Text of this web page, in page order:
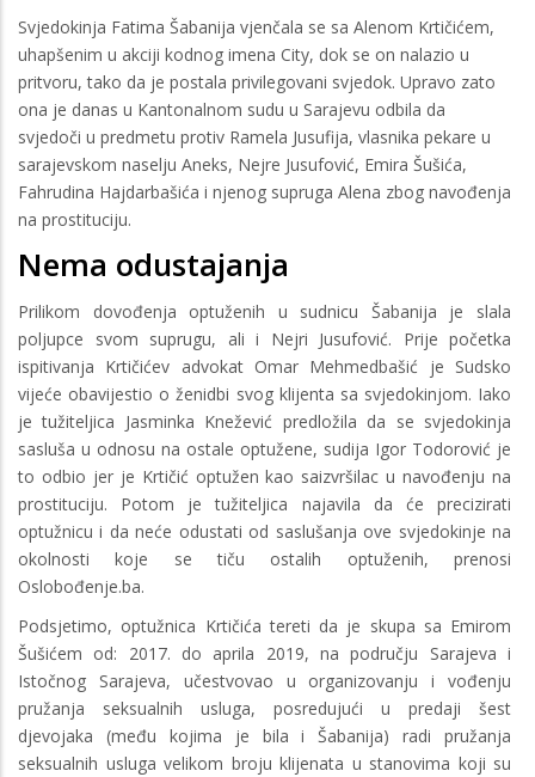
Svjedokinja Fatima Šabanija vjenčala se sa Alenom Krtičićem,
uhapšenim u akciji kodnog imena City, dok se on nalazio u
pritvoru, tako da je postala privilegovani svjedok. Upravo zato
ona je danas u Kantonalnom sudu u Sarajevu odbila da
svjedoči u predmetu protiv Ramela Jusufija, vlasnika pekare u
sarajevskom naselju Aneks, Nejre Jusufović, Emira Šušića,
Fahrudina Hajdarbašića i njenog supruga Alena zbog navođenja
na prostituciju.
Nema odustajanja
Prilikom dovođenja optuženih u sudnicu Šabanija je slala
poljupce svom suprugu, ali i Nejri Jusufović. Prije početka
ispitivanja Krtičićev advokat Omar Mehmedbašić je Sudsko
vijeće obavijestio o ženidbi svog klijenta sa svjedokinjom. Iako
je tužiteljica Jasminka Knežević predložila da se svjedokinja
sasluša u odnosu na ostale optužene, sudija Igor Todorović je
to odbio jer je Krtičić optužen kao saizvršilac u navođenju na
prostituciju. Potom je tužiteljica najavila da će precizirati
optužnicu i da neće odustati od saslušanja ove svjedokinje na
okolnosti koje se tiču ostalih optuženih, prenosi
Oslobođenje.ba.
Podsjetimo, optužnica Krtičića tereti da je skupa sa Emirom
Šušićem od: 2017. do aprila 2019, na području Sarajeva i
Istočnog Sarajeva, učestvovao u organizovanju i vođenju
pružanja seksualnih usluga, posredujući u predaji šest
djevojaka (među kojima je bila i Šabanija) radi pružanja
seksualnih usluga velikom broju klijenata u stanovima koji su